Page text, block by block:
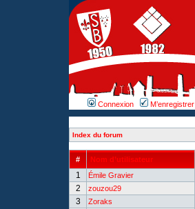
Connexion M’enregistrer
Index du forum
# Nom d’utilisateur
1 Émile Gravier
2
zouzou29
3
Zoraks